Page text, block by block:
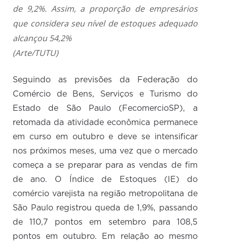
de 9,2%. Assim, a proporção de empresários
que considera seu nível de estoques adequado
alcançou 54,2%
(Arte/TUTU)
Seguindo as previsões da Federação do
Comércio de Bens, Serviços e Turismo do
Estado de São Paulo (FecomercioSP), a
retomada da atividade econômica permanece
em curso em outubro e deve se intensificar
nos próximos meses, uma vez que o mercado
começa a se preparar para as vendas de fim
de ano. O Índice de Estoques (IE) do
comércio varejista na região metropolitana de
São Paulo registrou queda de 1,9%, passando
de 110,7 pontos em setembro para 108,5
pontos em outubro. Em relação ao mesmo